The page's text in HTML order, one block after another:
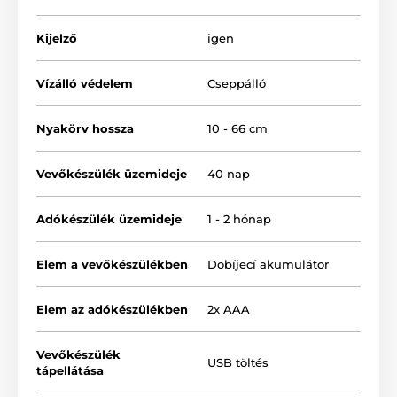
A Reedog P19 segítségével
és professzionális kutyakiképzésre egyaránt alkalmas.
Korrekció típusa
A Reedog P19
hangjelzést, rezgést és
elektrosztatikus impulzustalkalmaz
korrekcióként. Rezgés (1-16 fokozat), hang
szabhatod kutyádnak. A korrekciós erősséget
bármikor növelheted vagy csökkentheted az
Kijelző igen
Vízálló védelem Cseppálló
Nyakörv hossza 10 - 66 cm
Vevőkészülék üzemideje 40 nap
Adókészülék üzemideje 1 - 2 hónap
Elem a vevőkészülékben Dobíjecí akumulátor
Elem az adókészülékben 2x AAA
Vevőkészülék
tápellátása
USB töltés